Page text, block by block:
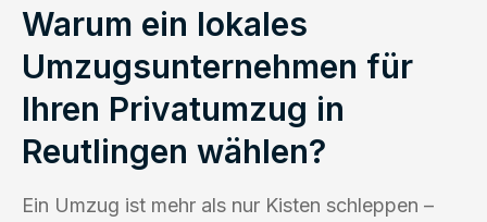
Warum ein lokales
Umzugsunternehmen für
Ihren Privatumzug in
Reutlingen wählen?
Ein Umzug ist mehr als nur Kisten schleppen –